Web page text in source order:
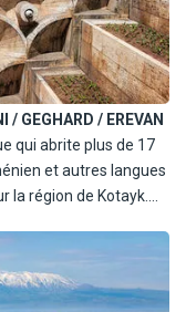
/ GEGHARD / EREVAN
qui abrite plus de 17
et autres langues
la région de Kotayk.
du pain national
mondial de